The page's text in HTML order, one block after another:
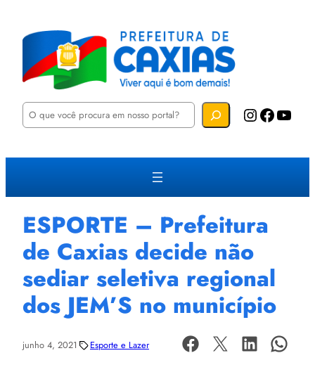
P
u
a
Instagram Facebook YouTube
ESPORTE – Prefeitura
de Caxias decide não
sediar seletiva regional
dos JEM’S no município
junho 4, 2021 Esporte e Lazer